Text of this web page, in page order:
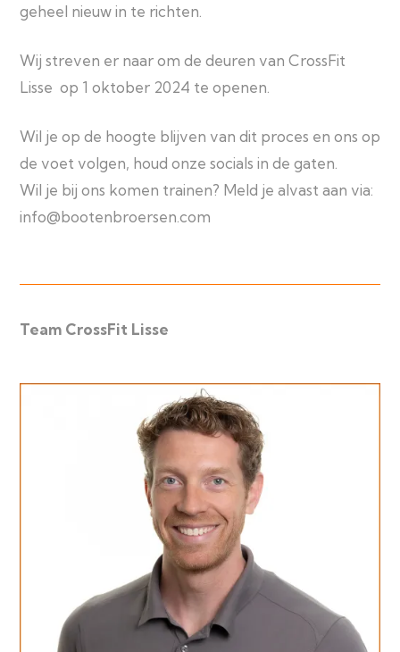
geheel nieuw in te richten.
Wij streven er naar om de deuren van CrossFit
Lisse op 1 oktober 2024 te openen.
Wil je op de hoogte blijven van dit proces en ons op
de voet volgen, houd onze socials in de gaten.
Wil je bij ons komen trainen? Meld je alvast aan via:
info@bootenbroersen.com
Team CrossFit Lisse